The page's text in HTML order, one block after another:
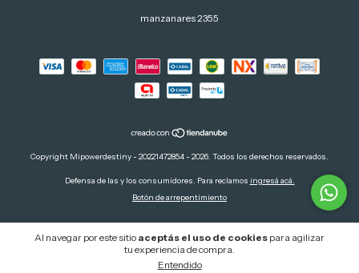
Al navegar por este sitio aceptás el uso de cookies para agilizar
tu experiencia de compra.
Entendido
manzanares 2355
Copyright Mipowerdestiny - 20221472854 - 2026. Todos los derechos reservados.
Defensa de las y los consumidores. Para reclamos ingresá acá.
Botón de arrepentimiento